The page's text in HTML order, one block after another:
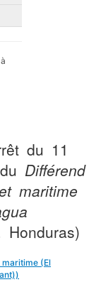
du 11
Différend
maritime
(El